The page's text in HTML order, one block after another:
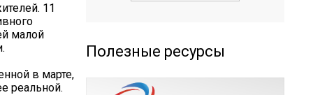
11
малой
в марте,
реальной.
Полезные ресурсы